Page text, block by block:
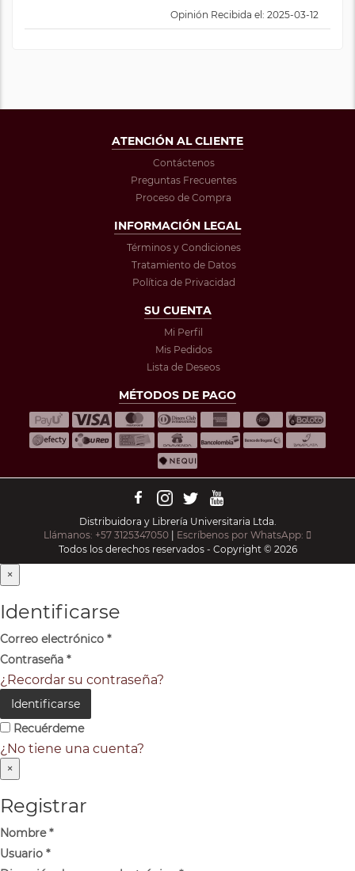
Opinión Recibida el: 2025-03-12
ATENCIÓN AL CLIENTE
Contáctenos
Preguntas Frecuentes
Proceso de Compra
INFORMACIÓN LEGAL
Términos y Condiciones
Tratamiento de Datos
Política de Privacidad
SU CUENTA
Mi Perfil
Mis Pedidos
Lista de Deseos
MÉTODOS DE PAGO
Distribuidora y Librería Universitaria Ltda.
Llámanos: +57 3125347050
Escríbenos por WhatsApp:
Todos los derechos reservados - Copyright © 2026
×
Identificarse
Correo electrónico *
Contraseña *
¿Recordar su contraseña?
Identificarse
Recuérdeme
¿No tiene una cuenta?
×
Registrar
Nombre*
Usuario *